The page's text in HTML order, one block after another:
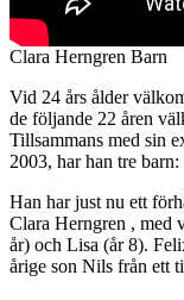
Clara Herngren Barn
Vid 24 års ålder
de följande 22 åren
Tillsammans med sin
2003, har han tre
Han har just nu ett
Clara Herngren , med
år) och Lisa (år 8).
årige son Nils från ett